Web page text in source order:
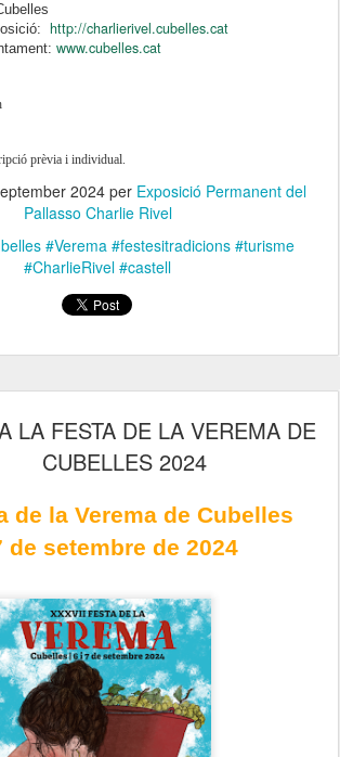
http://charlierivel.cubelles.cat
www.cubelles.cat
prèvia i individual.
2024 per Exposició Permanent del
Pallasso Charlie Rivel
#Verema #festesitradicions #turisme
#CharlieRivel #castell
LA FESTA DE LA VEREMA DE
CUBELLES 2024
de la Verema de Cubelles
de setembre de 2024